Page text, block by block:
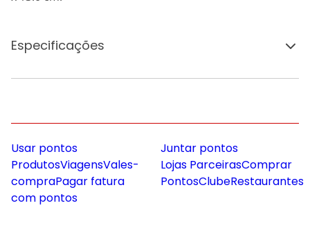
Especificações
Usar pontos
ProdutosViagensVales-
compraPagar fatura
com pontos
Juntar pontos
Lojas ParceirasComprar
PontosClubeRestaurantes